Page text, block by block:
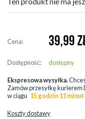
Cena: 39,99
Dostępność: dostępny
Ekspresowa wysyłka.
Zamów przesyłkę kurierem
w ciągu 15 godzin 11 minut
Koszty dostawy